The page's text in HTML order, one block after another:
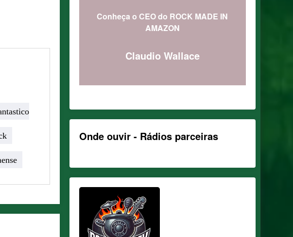
Conheça o CEO do ROCK MADE IN
AMAZON
Claudio Wallace
Onde ouvir - Rádios parceiras